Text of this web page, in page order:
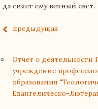
да сияет ему вечный свет.
предыдущая
Отчет о деятельности
учреждение
образования
Евангелическо-